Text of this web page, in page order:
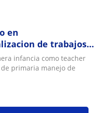
en
de trabajos
y artes
infancia como teacher
primaria manejo de